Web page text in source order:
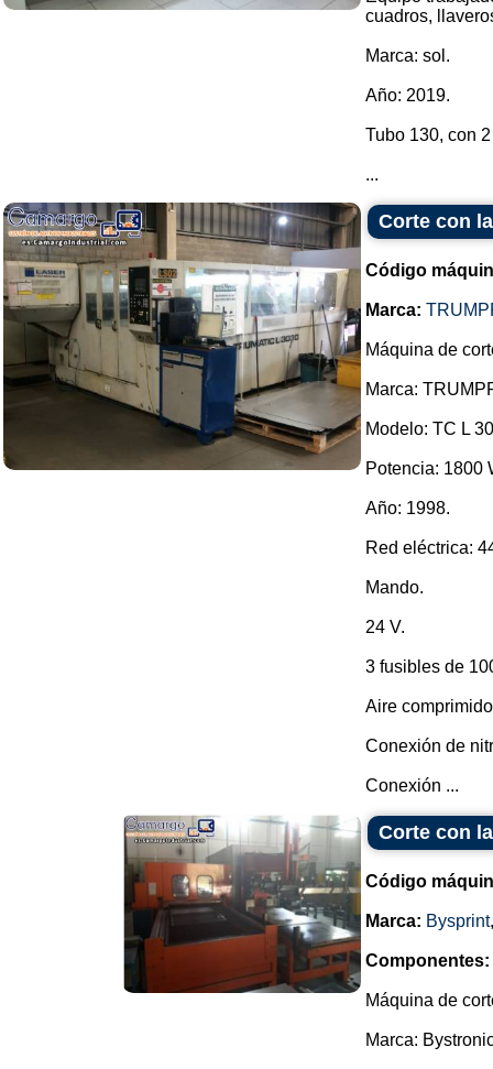
cuadros,
Marca: sol.
Año: 2019.
Tubo 130, con
...
Corte con
Código
Marca:
Máquina de
Marca:
Modelo: TC L
Potencia: 1800
Año: 1998.
Red eléctrica:
Mando.
24 V.
3 fusibles de
Aire
Conexión de
Conexión ...
Corte con
Código
Marca: Bysprint
Componentes:
Máquina de
Marca: